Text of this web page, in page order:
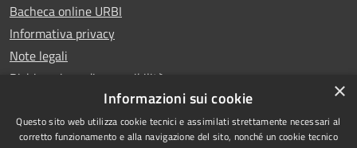
Bacheca online URBI
Informativa privacy
Note legali
Dichiarazione di accessibilità
×
Informazioni sui cookie
Questo sito web utilizza cookie tecnici e assimilati strettamente necessari al
corretto funzionamento e alla navigazione del sito, nonché un cookie tecnico